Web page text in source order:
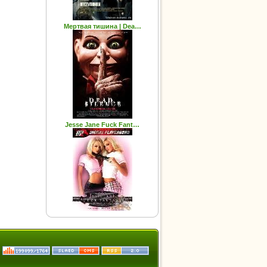
Мертвая тишина | Dea…
Jesse Jane Fuck Fant…